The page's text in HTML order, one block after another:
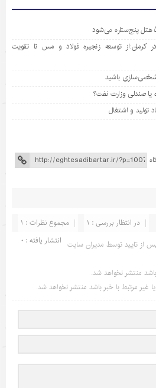
در کرمان:از توسعه زنجیره فولاد و مس تا تقویت
باشید
صندلی وزارت نفت؟
تولید و اشتغال
مجموع نظرات : 1
در انتظار بررسی : 1
انتشار یافته : 0 از تایید توسط مدیران سایت
منتشر نخواهد شد.
غیر مرتبط با خبر باشد منتشر نخواهد شد.